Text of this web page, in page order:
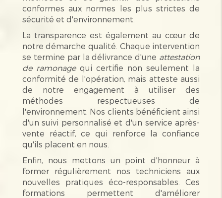
conformes aux normes les plus strictes de
sécurité et d'environnement.
La transparence est également au cœur de
notre démarche qualité. Chaque intervention
se termine par la délivrance d'une attestation
de ramonagequi certifie non seulement la
conformité de l'opération, mais atteste aussi
de notre engagement à utiliser des
méthodes respectueuses de
l'environnement. Nos clients bénéficient ainsi
d'un suivi personnalisé et d'un service après-
vente réactif, ce qui renforce la confiance
qu'ils placent en nous.
Enfin, nous mettons un point d'honneur à
former régulièrement nos techniciens aux
nouvelles pratiques éco-responsables. Ces
formations permettent d'améliorer